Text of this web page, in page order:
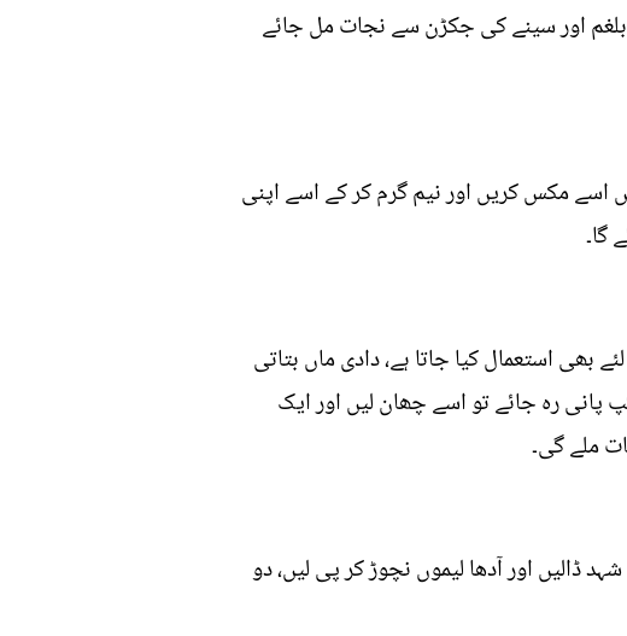
اور سینے کی جکڑن سے نجات مل جائے
اسے مکس کریں اور نیم گرم کر کے اسے اپنی
گا۔
بھی استعمال کیا جاتا ہے، دادی ماں بتاتی
پانی رہ جائے تو اسے چھان لیں اور ایک
ملے گی۔
ڈالیں اور آدھا لیموں نچوڑ کر پی لیں، دو